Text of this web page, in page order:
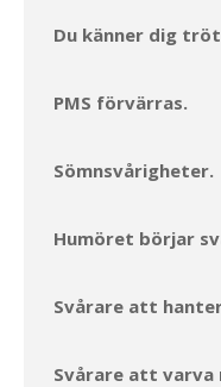
Du känner dig
PMS förvärras.
Sömnsvårigheter.
Humöret börjar
Svårare att
Svårare att varva